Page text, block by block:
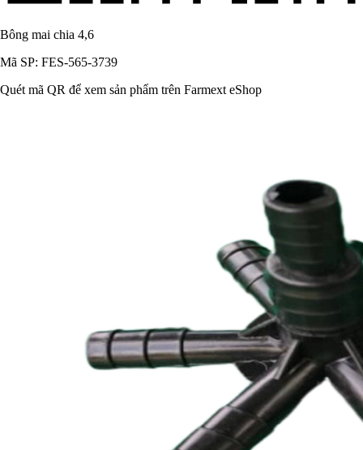
Bông mai chia 4,6
Mã SP: FES-565-3739
Quét mã QR để xem sản phẩm trên Farmext eShop